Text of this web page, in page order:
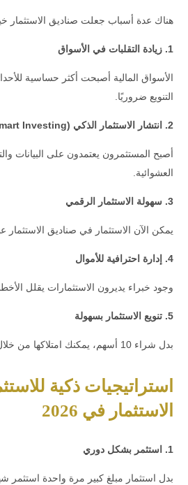
هناك عدة أسباب جعلت صناديق الاستثمار
1. زيادة التقلبات في الأسواق
الأسواق المالية أصبحت أكثر حساسية
التنويع ضروريًا.
2. انتشار الاستثمار الذكي (Smart Investing)
أصبح المستثمرون يعتمدون على البيانات
العشوائية.
3. سهولة الاستثمار الرقمي
يمكن الآن الاستثمار في صناديق الاستثمار
4. إدارة احترافية للأموال
وجود خبراء يديرون الاستثمارات يقلل
5. تنويع الاستثمار بسهولة
بدل شراء 10 أسهم، يمكنك امتلاكها من خلال صندوق واحد.
استراتيجيات ذكية
الاستثمار في 2026
1. استثمر بشكل دوري
بدل استثمار مبلغ كبير مرة واحدة استثمر